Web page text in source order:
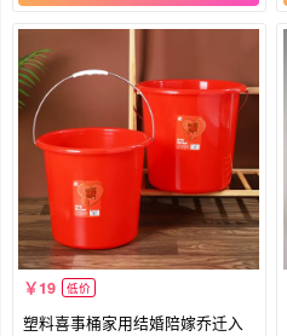
19 低价
塑料喜事桶家用结婚陪嫁乔迁入